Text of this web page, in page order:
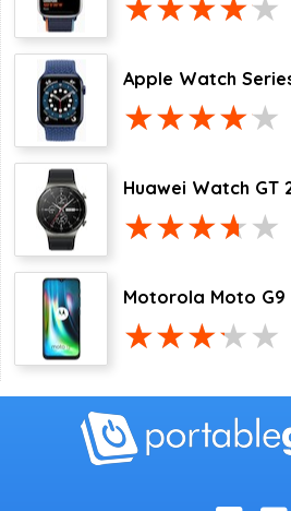
Apple Watch
Huawei Watch GT
Motorola Moto G9